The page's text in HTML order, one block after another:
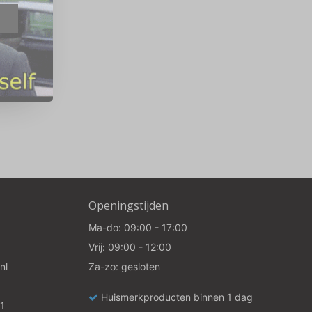
Openingstijden
Ma-do: 09:00 - 17:00
Vrij: 09:00 - 12:00
Za-zo: gesloten
Huismerkproducten binnen 1 dag